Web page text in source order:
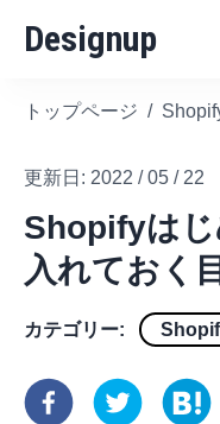
Designup
トップページ /
更新日: 2022 / 05 / 22
Shopifyは
入れておく
カテゴリー: